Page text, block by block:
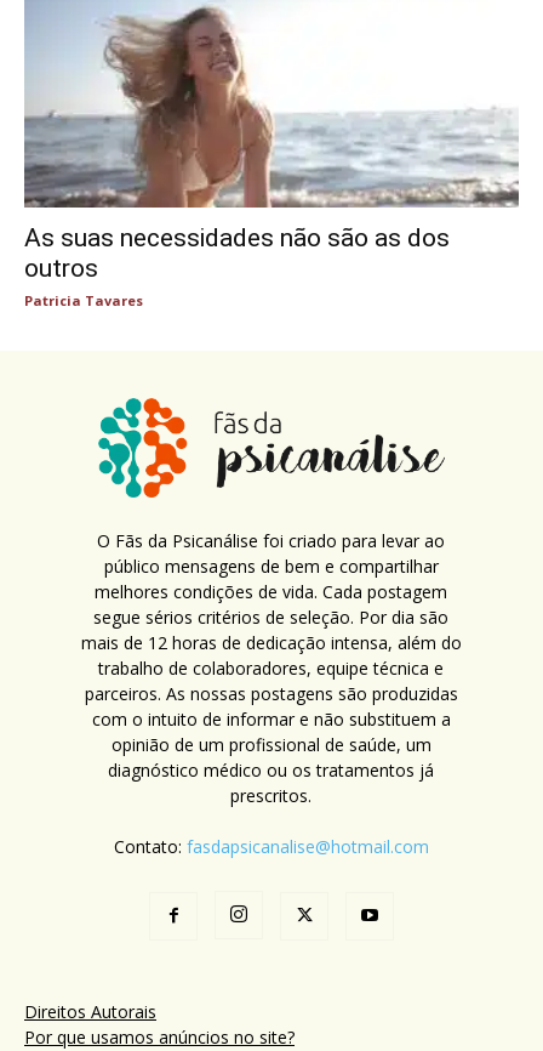
As suas necessidades não são as dos
outros
Patricia Tavares
O Fãs da Psicanálise foi criado para levar ao
público mensagens de bem e compartilhar
melhores condições de vida. Cada postagem
segue sérios critérios de seleção. Por dia são
mais de 12 horas de dedicação intensa, além do
trabalho de colaboradores, equipe técnica e
parceiros. As nossas postagens são produzidas
com o intuito de informar e não substituem a
opinião de um profissional de saúde, um
diagnóstico médico ou os tratamentos já
prescritos.
Contato: fasdapsicanalise@hotmail.com
Direitos Autorais
Por que usamos anúncios no site?